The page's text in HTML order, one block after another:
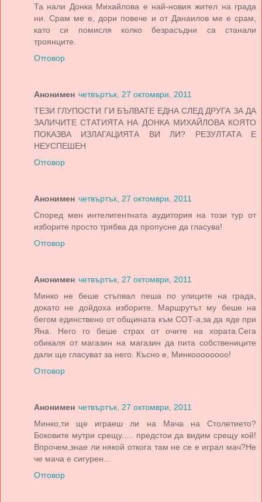
Та нали Донка Михайлова е най-новия жител на града
ни. Срам ме е, дори повече и от Данаилов ме е срам,
като си помисля колко безрасъдни са станали
троянците.
Отговор
Анонимен четвъртък, 27 октомври, 2011
ТЕЗИ ГЛУПОСТИ ГИ БЪЛВАТЕ ЕДНА СЛЕД ДРУГА ЗА ДА
ЗАЛИЧИТЕ СТАТИЯТА НА ДОНКА МИХАЙЛОВА КОЯТО
ПОКАЗВА ИЗЛАГАЦИЯТА ВИ ЛИ? РЕЗУЛТАТА Е
НЕУСПЕШЕН
Отговор
Анонимен четвъртък, 27 октомври, 2011
Според мен интелигентната аудитория на този тур от
изборите просто трябва да пропусне да гласува!
Отговор
Анонимен четвъртък, 27 октомври, 2011
Минко не беше стъпвал пеша по улиците на града,
докато не дойдоха изборите. Маршрутът му беше на
бегом единствено от общината към СОТ-а,за да яде при
Яна. Него го беше страх от очите на хората.Сега
обикаля от магазин на магазин да пита собствениците
дали ще гласуват за него. Късно е, Минкоооооооо!
Отговор
Анонимен четвъртък, 27 октомври, 2011
Минко,ти ще играеш ли на Мача на Столетието?
Боковите мутри срещу..... предстои да видим срещу кой!
Впрочем,знае ли някой откога там не се е играл мач?Не
че мача е сигурен...
Отговор